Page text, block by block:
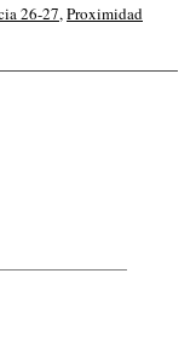
26-27,Proximidad